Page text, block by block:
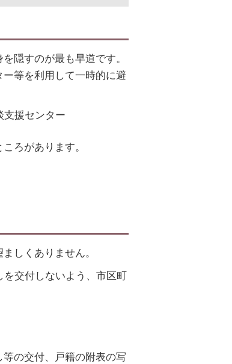
隠すのが最も早道です。
等を利用して一時的に避
援センター
ろがあります。
しくありません。
交付しないよう、市区町
の交付、戸籍の附表の写